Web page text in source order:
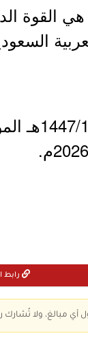
رابط
أي مبالغ، ولا